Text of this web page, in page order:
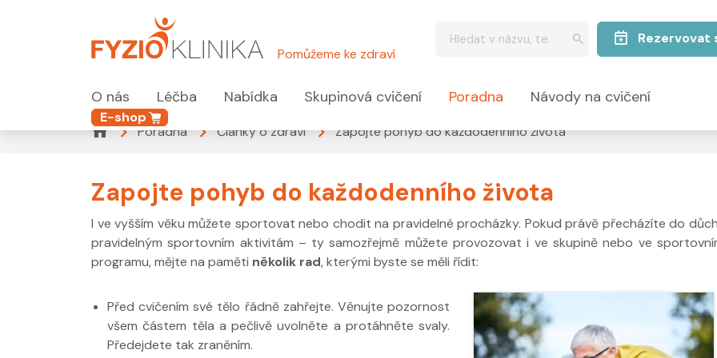
Pomůžeme ke zdraví
Rezervovat
O nás Léčba Nabídka Skupinová cvičení Poradna Návody na cvičení
E-shop
Poradna
Články o zdraví Zapojte pohyb do každodenního života
Zapojte pohyb do každodenního života
I ve vyšším věku můžete sportovat nebo chodit na pravidelné procházky. Pokud právě přecházíte do
pravidelným sportovním aktivitám – ty samozřejmě můžete provozovat i ve skupině nebo ve
programu, mějte na paměti několik rad, kterými byste se měli řídit:
Před cvičením své tělo řádně zahřejte. Věnujte pozornost
všem částem těla a pečlivě uvolněte a protáhněte svaly.
Předejdete tak zraněním.